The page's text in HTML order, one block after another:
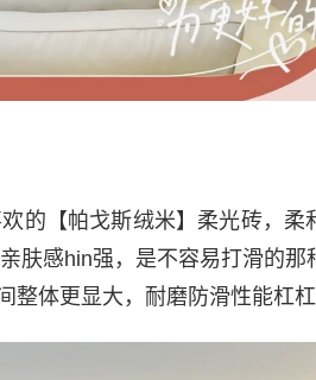
的【帕戈斯绒米】柔光砖，柔
肤感hin强，是不容易打滑的那
整体更显大，耐磨防滑性能杠